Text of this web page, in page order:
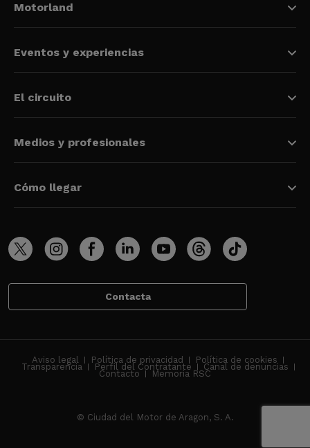
Motorland
Eventos y experiencias
El circuito
Medios y profesionales
Cómo llegar
Contacta
Aviso legal Política de privacidad Política de cookies
Transparencia Perfil del Contratante Canal de denuncias
Contacto Memoria RSC
© Ciudad del Motor de Aragon, S. A.